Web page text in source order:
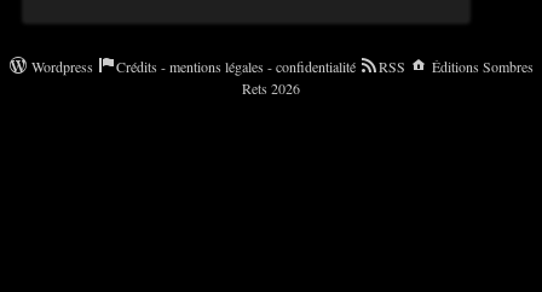
Wordpress Crédits - mentions légales - confidentialité RSS
Éditions Sombres
Rets 2026